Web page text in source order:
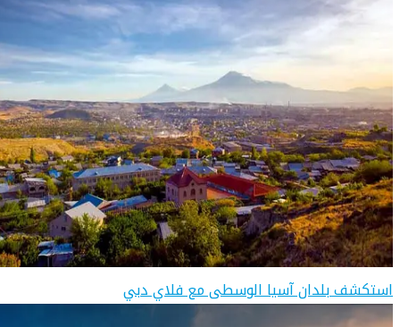
استكشف بلدان آسيا الوسطى مع فلاي دبي